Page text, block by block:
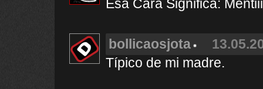
Esa Cara Significa:
bollicaosjota
Típico de mi madre.